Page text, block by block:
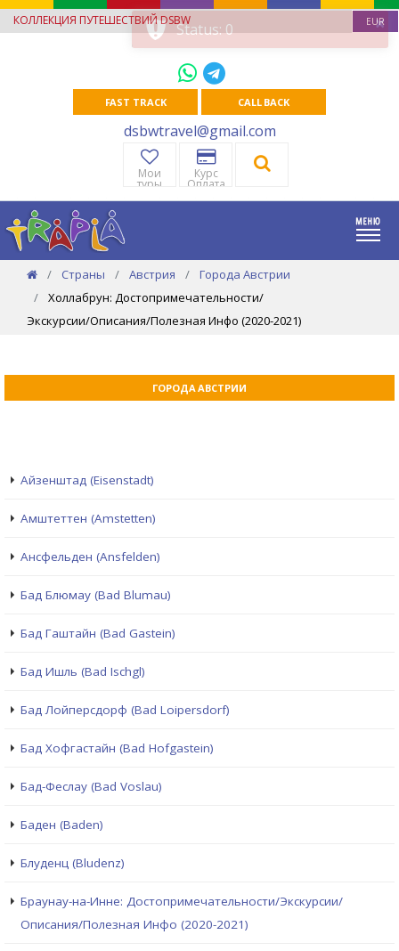
КОЛЛЕКЦИЯ ПУТЕШЕСТВИЙ DSBW EUR
FAST TRACK CALL BACK
dsbwtravel@gmail.com
Мои
туры
Курс
Оплата
Страны Австрия
Города Австрии
Холлабрун: Достопримечательности/
Экскурсии/Описания/Полезная Инфо (2020-2021)
ГОРОДА АВСТРИИ
Айзенштад (Eisenstadt)
Амштеттен (Amstetten)
Ансфельден (Ansfelden)
Бад Блюмау (Bad Blumau)
Бад Гаштайн (Bad Gastein)
Бад Ишль (Bad Ischgl)
Бад Лойперсдорф (Bad Loipersdorf)
Бад Хофгастайн (Bad Hofgastein)
Бад-Феслау (Bad Voslau)
Баден (Baden)
Блуденц (Bludenz)
Браунау-на-Инне: Достопримечательности/Экскурсии/
Описания/Полезная Инфо (2020-2021)